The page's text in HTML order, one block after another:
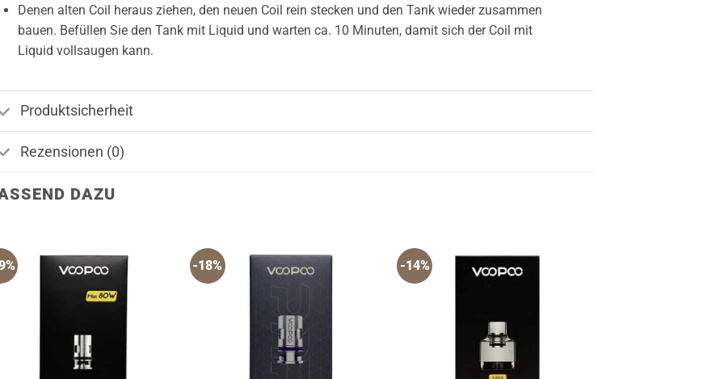
Denen alten Coil heraus ziehen, den neuen Coil rein stecken und den Tank wieder zusammen
bauen. Befüllen Sie den Tank mit Liquid und warten ca. 10 Minuten, damit sich der Coil mit
Liquid vollsaugen kann.
Produktsicherheit
Rezensionen (0)
DAZU
-18% -14%